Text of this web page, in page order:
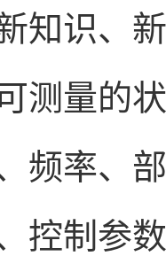
知识、
测量的
频率、
控制参